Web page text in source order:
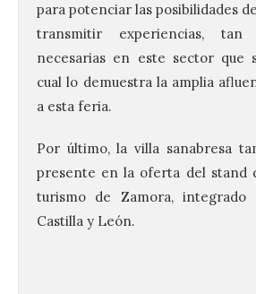
para potenciar las posibilidades
transmitir experiencias, tan
necesarias en este sector que
cual lo demuestra la amplia
a esta feria.
Por último, la villa sanabresa
presente en la oferta del stand
turismo de Zamora,
Castilla y León.